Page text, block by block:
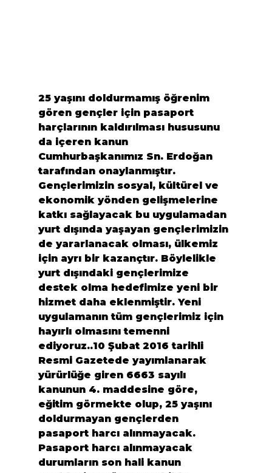
25 yaşını doldurmamış öğrenim
gören gençler için pasaport
harçlarının kaldırılması hususunu
da içeren kanun
Cumhurbaşkanımız Sn. Erdoğan
tarafından onaylanmıştır.
Gençlerimizin sosyal, kültürel ve
ekonomik yönden gelişmelerine
katkı sağlayacak bu uygulamadan
yurt dışında yaşayan gençlerimizin
de yararlanacak olması, ülkemiz
için ayrı bir kazançtır. Böylelikle
yurt dışındaki gençlerimize
destek olma hedefimize yeni bir
hizmet daha eklenmiştir. Yeni
uygulamanın tüm gençlerimiz için
hayırlı olmasını temenni
ediyoruz..10 Şubat 2016 tarihli
Resmi Gazetede yayımlanarak
yürürlüğe giren 6663 sayılı
kanunun 4. maddesine göre,
eğitim görmekte olup, 25 yaşını
doldurmayan gençlerden
pasaport harcı alınmayacak.
Pasaport harcı alınmayacak
durumların son hali kanun